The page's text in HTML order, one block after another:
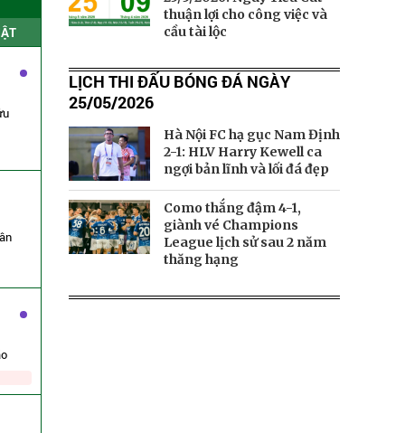
thuận lợi cho công việc và
cầu tài lộc
LỊCH THI ĐẤU BÓNG ĐÁ NGÀY
25/05/2026
Hà Nội FC hạ gục Nam Định
2-1: HLV Harry Kewell ca
ngợi bản lĩnh và lối đá đẹp
Como thắng đậm 4-1,
giành vé Champions
League lịch sử sau 2 năm
thăng hạng